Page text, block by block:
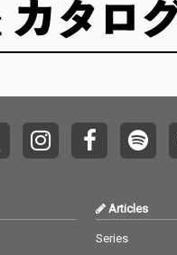
Articles
Series